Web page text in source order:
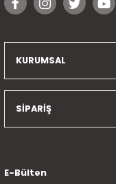
KURUMSAL
SİPARİŞ
E-Bülten